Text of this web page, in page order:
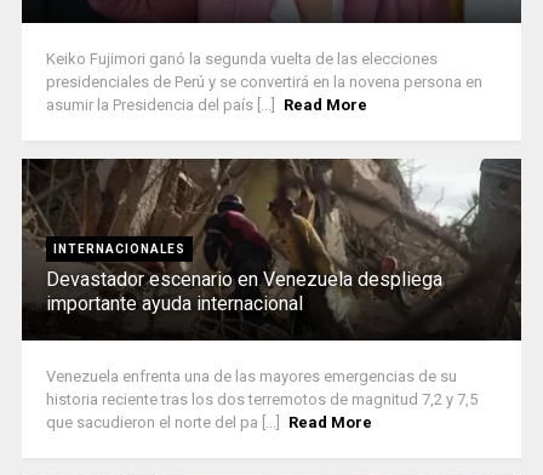
Keiko Fujimori ganó la segunda vuelta de las elecciones
presidenciales de Perú y se convertirá en la novena persona en
asumir la Presidencia del país [...]
Read More
INTERNACIONALES
Devastador escenario en Venezuela despliega
importante ayuda internacional
Venezuela enfrenta una de las mayores emergencias de su
historia reciente tras los dos terremotos de magnitud 7,2 y 7,5
que sacudieron el norte del pa [...]
Read More